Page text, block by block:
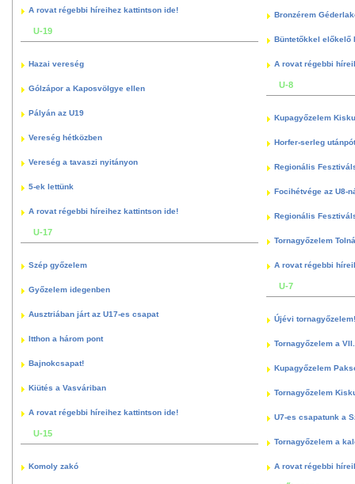
A rovat régebbi híreihez kattintson ide!
U-19
Hazai vereség
Gólzápor a Kaposvölgye ellen
Pályán az U19
Vereség hétközben
Vereség a tavaszi nyitányon
5-ek lettünk
A rovat régebbi híreihez kattintson ide!
U-17
Szép győzelem
Győzelem idegenben
Ausztriában járt az U17-es csapat
Itthon a három pont
Bajnokcsapat!
Kiütés a Vasváriban
A rovat régebbi híreihez kattintson ide!
U-15
Komoly zakó
Bronzérem
Büntetőkkel előkelő
A rovat régebbi
U-8
Kupagyőzelem
Horfer-serleg
Regionális
Focihétvége az U8-
Regionális
Tornagyőzelem
A rovat régebbi
U-7
Újévi tornagyőzelem!
Tornagyőzelem a
Kupagyőzelem
Tornagyőzelem
U7-es csapatunk a
Tornagyőzelem a
A rovat régebbi